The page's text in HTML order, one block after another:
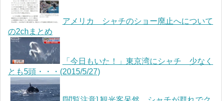
アメリカ シャチのショー廃止へについて
の2chまとめ
「今日もいた！」東京湾にシャチ 少なく
とも5頭・・・(2015/5/27)